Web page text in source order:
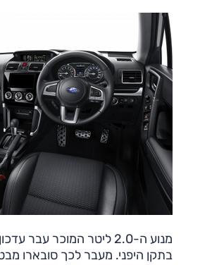
בתקן היפני. מעבר לכך סובארו